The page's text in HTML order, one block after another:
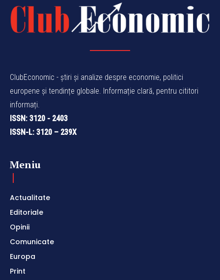
ClubEconomic - știri și analize despre economie, politici
europene și tendințe globale. Informație clară, pentru cititori
informați.
ISSN: 3120 - 2403
ISSN-L: 3120 – 239X
Meniu
Actualitate
Editoriale
Opinii
Comunicate
Europa
Print